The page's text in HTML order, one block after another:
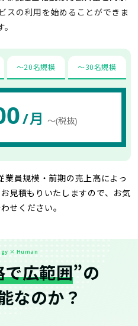
スの利用を始めることができま
。
〜20名規模 〜30名規模
/月 〜(税抜)
員規模・前期の売上高によっ
見積もりいたしますので、お気
せください。
× Human
で広範囲”の
なのか？